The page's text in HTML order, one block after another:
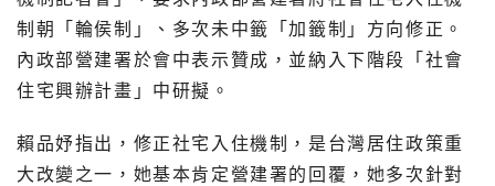
制朝「輪侯制」、多次未中籤「加籤制」方向修正。
內政部營建署於會中表示贊成，並納入下階段「社會
住宅興辦計畫」中研擬。
賴品妤指出，修正社宅入住機制，是台灣居住政策重
大改變之一，她基本肯定營建署的回覆，她多次針對